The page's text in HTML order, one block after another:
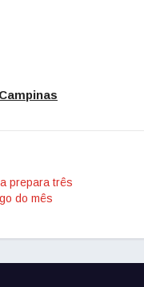
prepara três
do mês